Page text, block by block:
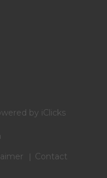
by iClicks
Contact